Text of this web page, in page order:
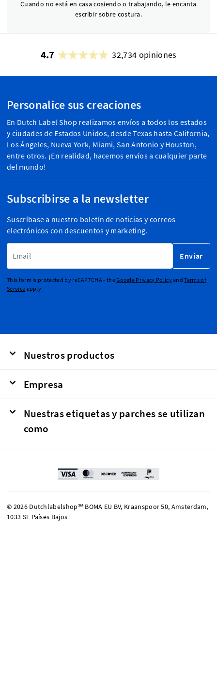
Cuando no está en casa cosiendo o trabajando, le encanta
escribir sobre costura.
4.7 32,734 opiniones
Personalice sus creaciones
En Dutch Label Shop realizamos envíos a todos los estados
y ciudades de Estados Unidos, desde Texas hasta California,
Los Ángeles, Nueva York, Miami, San Antonio y Houston,
entre otros. ¡En realidad, hacemos envíos a cualquier parte
del mundo!
Subscribirse a la newsletter
Suscríbase a nuestro boletín de noticias y correos
electrónicos con descuentos y marketing.
Enviar
This form is protected by reCAPTCHA - theGoogle Privacy PolicyandTerms of
Service apply.
Nuestros productos
Empresa
Nuestras etiquetas y parches se utilizan
como
© 2026 Dutchlabelshop℠ BOMA EU BV, Kraanspoor 50, Amsterdam,
1033 SE Países Bajos